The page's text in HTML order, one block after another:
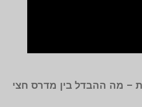
– מה ההבדל בין מדרס חצי